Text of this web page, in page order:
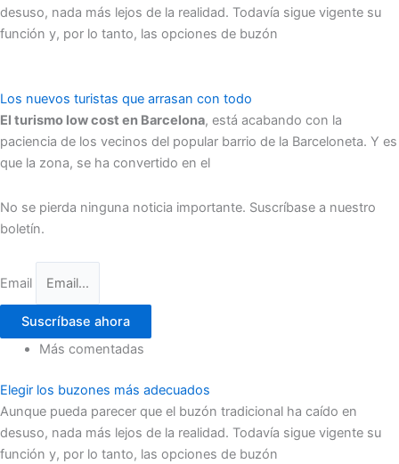
desuso, nada más lejos de la realidad. Todavía sigue vigente su
función y, por lo tanto, las opciones de buzón
Los nuevos turistas que arrasan con todo
El turismo low cost en Barcelona, está acabando con la
paciencia de los vecinos del popular barrio de la Barceloneta. Y es
que la zona, se ha convertido en el
No se pierda ninguna noticia importante. Suscríbase a nuestro
boletín.
Email
Suscríbase ahora
Más comentadas
Elegir los buzones más adecuados
Aunque pueda parecer que el buzón tradicional ha caído en
desuso, nada más lejos de la realidad. Todavía sigue vigente su
función y, por lo tanto, las opciones de buzón